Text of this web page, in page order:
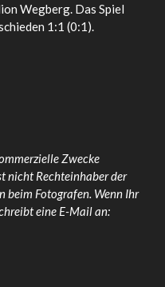
Wegberg. Das Spiel
1:1 (0:1).
Zwecke
nicht Rechteinhaber der
beim Fotografen. Wenn Ihr
eine E-Mail an: